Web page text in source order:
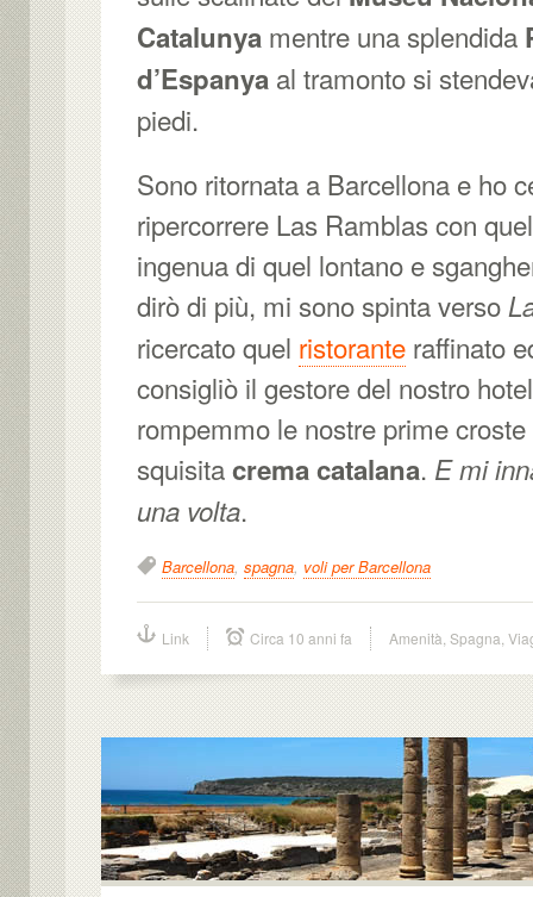
Catalunya mentre una splendida
d’Espanya al tramonto si
piedi.
Sono ritornata a Barcellona e ho
ripercorrere Las Ramblas con
ingenua di quel lontano e
dirò di più, mi sono spinta verso
ricercato quel ristorante raffinato
consigliò il gestore del nostro
rompemmo le nostre prime
squisitacrema catalana. E mi
una volta.
Barcellona, spagna, voli per Barcellona
Link Circa 10 anni fa Amenità Spagna